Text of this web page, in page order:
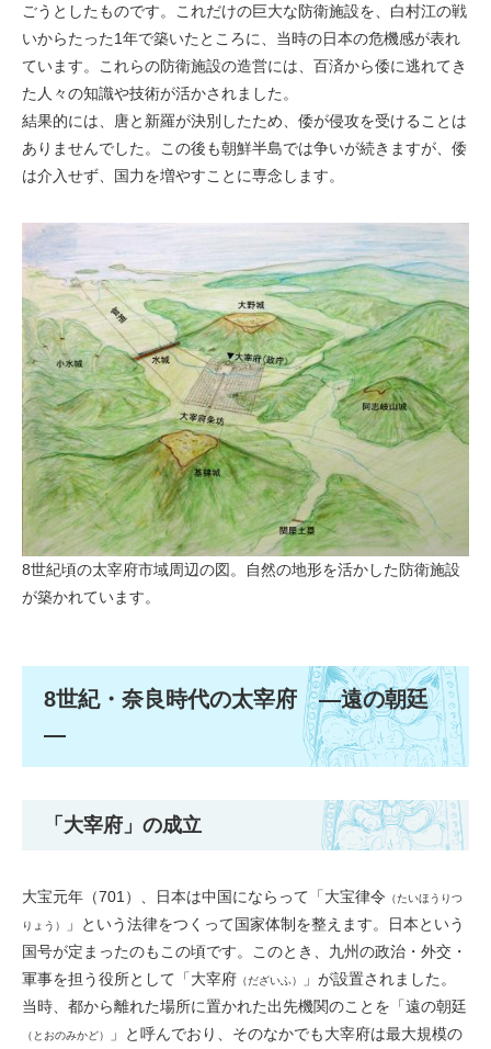
ごうとしたものです。これだけの巨大な防衛施設を、白村江の戦
いからたった1年で築いたところに、当時の日本の危機感が表れ
ています。これらの防衛施設の造営には、百済から倭に逃れてき
た人々の知識や技術が活かされました。
結果的には、唐と新羅が決別したため、倭が侵攻を受けることは
ありませんでした。この後も朝鮮半島では争いが続きますが、倭
は介入せず、国力を増やすことに専念します。
8世紀頃の太宰府市域周辺の図。自然の地形を活かした防衛施設
が築かれています。
8世紀・​奈良時代の太宰府 ―遠の朝廷
―
「大宰府」の成立
大宝元年（701）、日本は中国にならって「大宝律令 （たいほうりつ
りょう）
」という法律をつくって国家体制を整えます。日本という
国号が定まったのもこの頃です。このとき、九州の政治・外交・
軍事を担う役所として「大宰府 （だざいふ）
」が設置されました。
当時、都から離れた場所に置かれた出先機関のことを「遠の朝廷
（とおのみかど） 」と呼んでおり、そのなかでも大宰府は最大規模の